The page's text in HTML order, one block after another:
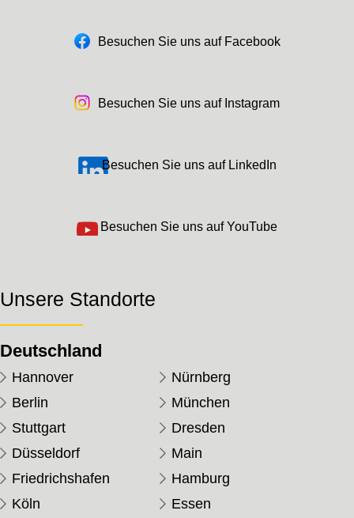
Besuchen Sie uns auf Facebook
Besuchen Sie uns auf Instagram
Besuchen Sie uns auf LinkedIn
Besuchen Sie uns auf YouTube
Unsere Standorte
Deutschland
Hannover
Nürnberg
Berlin
München
Stuttgart
Dresden
Düsseldorf
Main
Friedrichshafen
Hamburg
Köln
Essen